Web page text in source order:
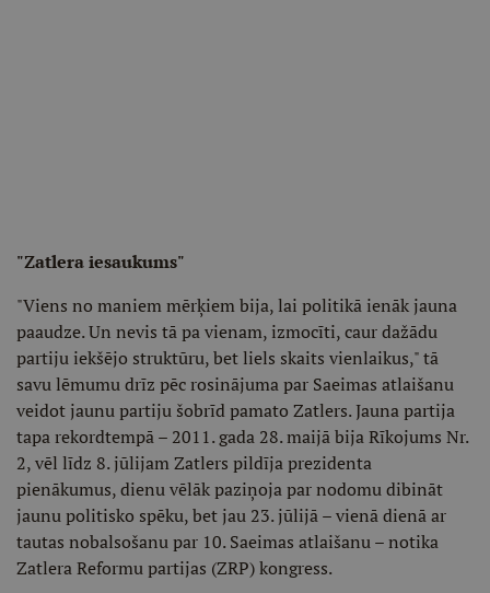
"Zatlera iesaukums"
"Viens no maniem mērķiem bija, lai politikā ienāk jauna
paaudze. Un nevis tā pa vienam, izmocīti, caur dažādu
partiju iekšējo struktūru, bet liels skaits vienlaikus," tā
savu lēmumu drīz pēc rosinājuma par Saeimas atlaišanu
veidot jaunu partiju šobrīd pamato Zatlers. Jauna partija
tapa rekordtempā – 2011. gada 28. maijā bija Rīkojums Nr.
2, vēl līdz 8. jūlijam Zatlers pildīja prezidenta
pienākumus, dienu vēlāk paziņoja par nodomu dibināt
jaunu politisko spēku, bet jau 23. jūlijā – vienā dienā ar
tautas nobalsošanu par 10. Saeimas atlaišanu – notika
Zatlera Reformu partijas (ZRP) kongress.